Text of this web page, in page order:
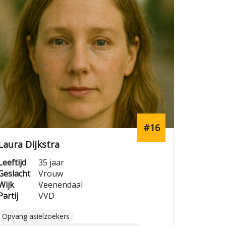
Dijkstra
#16
35 jaar
Vrouw
Veenendaal
VVD
Opvang asielzoekers